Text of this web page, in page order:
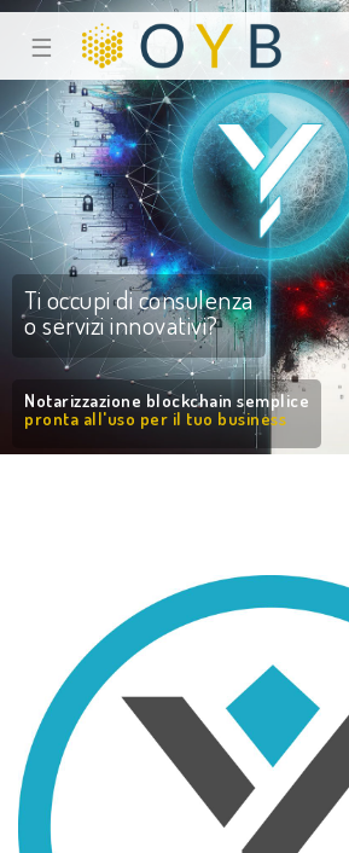
☰
Ti occupi di consulenza
o servizi innovativi?
Notarizzazione blockchain semplice
pronta all'uso per il tuo business